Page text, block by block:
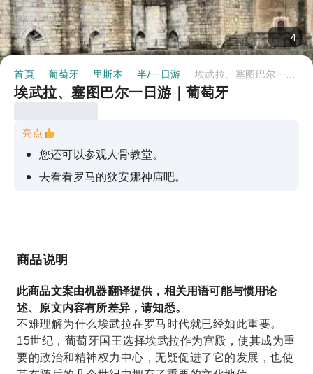
4
首頁 葡萄牙 里斯本 半/一日游
埃武拉、塞图巴尔一日游｜葡萄牙
亮点
您还可以参观人骨教堂。
去看看罗马的狄安娜神庙吧。
您可以参观Vinicula Setubal (Bacalhoa)
商品说明
此商品文案由机器翻译提供，相关用语可能与惯用论
述、原文内容有所差异，请知悉。
不难理解为什么埃武拉在罗马时代就已经如此重要。
15世纪，葡萄牙国王选择埃武拉作为宫殿，使其成为重
要的政治和精神权力中心，无疑促进了它的发展，也使